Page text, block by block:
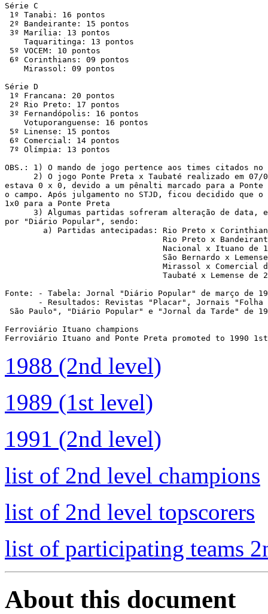
Série C
1º Tanabi: 16 pontos
2º Bandeirante: 15 pontos
3º Marília: 13 pontos
    Taquaritinga: 13 pontos
5º VOCEM: 10 pontos
6º Corinthians: 09 pontos
    Mirassol: 09 pontos
Série D
1º Francana: 20 pontos
2º Rio Preto: 17 pontos
3º Fernandópolis: 16 pontos
    Votuporanguense: 16 pontos
5º Linense: 15 pontos
6º Comercial: 14 pontos
7º Olímpia: 13 pontos
OBS.: 1) O mando de jogo pertence aos times citados
2) O jogo Ponte Preta x Taubaté realizado em 07/
estava 0 x 0, devido a um pênalti marcado para a Ponte
o campo. Após julgamento no STJD, ficou decidido que
1x0 para a Ponte Preta
3) Algumas partidas sofreram alteração de data,
por "Diário Popular", sendo:
a) Partidas antecipadas: Rio Preto x
Rio Preto x
Nacional x Ituano de
São Bernardo x
Mirassol x Comercial
Taubaté x Lemense de
Fonte: - Tabela: Jornal "Diário Popular" de março de
- Resultados: Revistas "Placar", Jornais "Folha
São Paulo", "Diário Popular" e "Jornal da Tarde" de
Ferroviário Ituano champions
Ferroviário Ituano and Ponte Preta promoted to 1990
1988 (2nd level)
1989 (1st level)
1991 (2nd level)
list of 2nd level champions
list of 2nd level topscorers
list of participating teams
About this document